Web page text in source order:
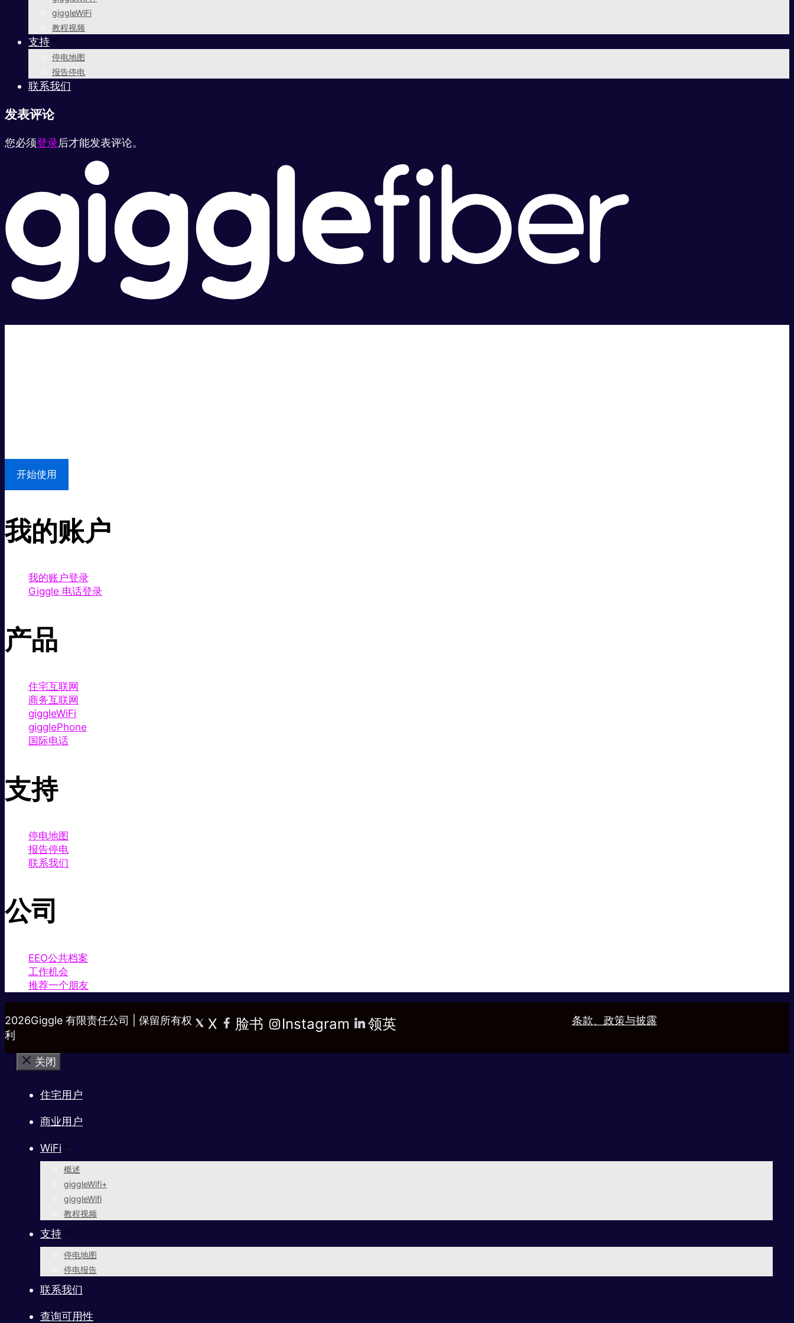
giggleWiFi
教程视频
支持
停电地图
报告停电
联系我们
发表评论
您必须登录后才能发表评论。
开始使用
我的账户
我的账户登录
Giggle 电话登录
产品
住宅互联网
商务互联网
giggleWiFi
gigglePhone
国际电话
支持
停电地图
报告停电
联系我们
公司
EEO公共档案
工作机会
推荐一个朋友
2026Giggle 有限责任公司 | 保留所有权
利
X 脸书 Instagram 领英 条款、政策与披露
关闭
住宅用户
商业用户
WiFi
概述
giggleWifi+
giggleWifi
教程视频
支持
停电地图
停电报告
联系我们
查询可用性